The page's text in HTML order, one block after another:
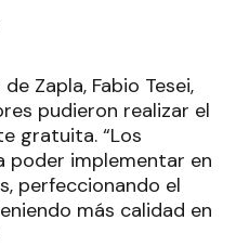
Zapla, Fabio Tesei,
pudieron realizar el
gratuita. “Los
poder implementar en
perfeccionando el
más calidad en